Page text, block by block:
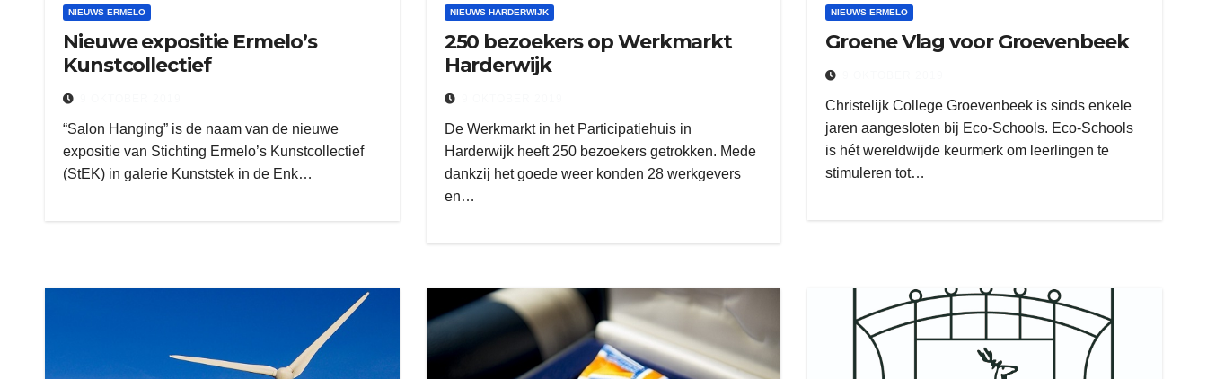
NIEUWS ERMELO
Nieuwe expositie Ermelo’s
Kunstcollectief
“Salon Hanging” is de naam van de nieuwe
expositie van Stichting Ermelo’s Kunstcollectief
(StEK) in galerie Kunststek in de Enk…
NIEUWS HARDERWIJK
250 bezoekers op Werkmarkt
Harderwijk
De Werkmarkt in het Participatiehuis in
Harderwijk heeft 250 bezoekers getrokken. Mede
dankzij het goede weer konden 28 werkgevers
en…
NIEUWS ERMELO
Groene Vlag voor Groevenbeek
Christelijk College Groevenbeek is sinds enkele
jaren aangesloten bij Eco-Schools. Eco-Schools
is hét wereldwijde keurmerk om leerlingen te
stimuleren tot…